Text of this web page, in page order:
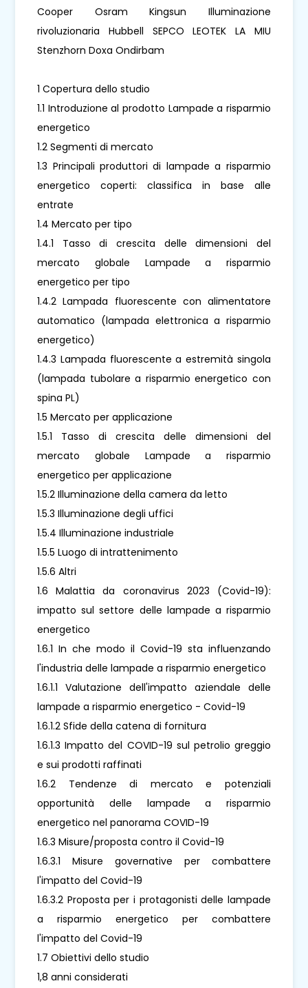
Cooper Osram Kingsun Illuminazione
rivoluzionaria Hubbell SEPCO LEOTEK LA MIU
Stenzhorn Doxa Ondirbam
1 Copertura dello studio
1.1 Introduzione al prodotto Lampade a risparmio
energetico
1.2 Segmenti di mercato
1.3 Principali produttori di lampade a risparmio
energetico coperti: classifica in base alle
entrate
1.4 Mercato per tipo
1.4.1 Tasso di crescita delle dimensioni del
mercato globale Lampade a risparmio
energetico per tipo
1.4.2 Lampada fluorescente con alimentatore
automatico (lampada elettronica a risparmio
energetico)
1.4.3 Lampada fluorescente a estremità singola
(lampada tubolare a risparmio energetico con
spina PL)
1.5 Mercato per applicazione
1.5.1 Tasso di crescita delle dimensioni del
mercato globale Lampade a risparmio
energetico per applicazione
1.5.2 Illuminazione della camera da letto
1.5.3 Illuminazione degli uffici
1.5.4 Illuminazione industriale
1.5.5 Luogo di intrattenimento
1.5.6 Altri
1.6 Malattia da coronavirus 2023 (Covid-19):
impatto sul settore delle lampade a risparmio
energetico
1.6.1 In che modo il Covid-19 sta influenzando
l'industria delle lampade a risparmio energetico
1.6.1.1 Valutazione dell'impatto aziendale delle
lampade a risparmio energetico - Covid-19
1.6.1.2 Sfide della catena di fornitura
1.6.1.3 Impatto del COVID-19 sul petrolio greggio
e sui prodotti raffinati
1.6.2 Tendenze di mercato e potenziali
opportunità delle lampade a risparmio
energetico nel panorama COVID-19
1.6.3 Misure/proposta contro il Covid-19
1.6.3.1 Misure governative per combattere
l'impatto del Covid-19
1.6.3.2 Proposta per i protagonisti delle lampade
a risparmio energetico per combattere
l'impatto del Covid-19
1.7 Obiettivi dello studio
1,8 anni considerati